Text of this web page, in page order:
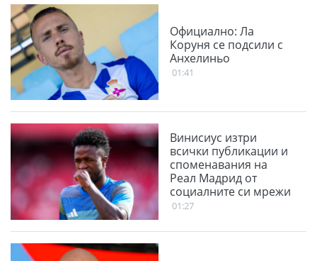
Официално: Ла
Коруня се подсили с
Анхелиньо
01:41
Винисиус изтри
всички публикации и
споменавания на
Реал Мадрид от
социалните си мрежи
01:27